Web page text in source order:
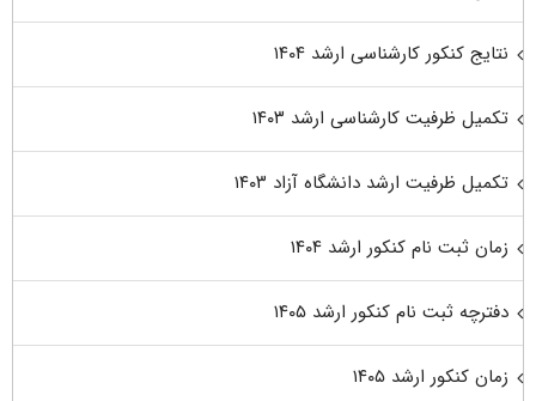
نتایج کنکور کارشناسی ارشد ۱۴۰۴
تکمیل ظرفیت کارشناسی ارشد ۱۴۰۳
تکمیل ظرفیت ارشد دانشگاه آزاد ۱۴۰۳
زمان ثبت نام کنکور ارشد ۱۴۰۴
دفترچه ثبت نام کنکور ارشد ۱۴۰۵
زمان کنکور ارشد ۱۴۰۵